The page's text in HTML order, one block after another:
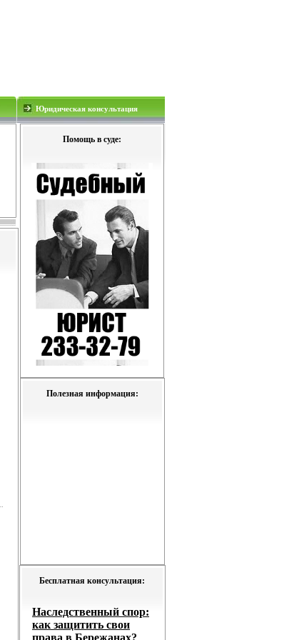
Юридическая консультация
Помощь в суде:
Полезная информация:
Бесплатная консультация: